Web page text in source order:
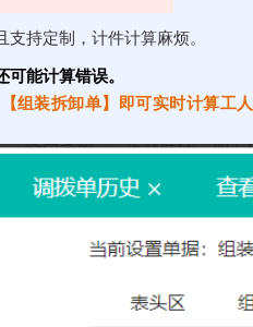
持定制，计件计算麻烦。
能计算错误。
【组装拆卸单】即可实时计算工人